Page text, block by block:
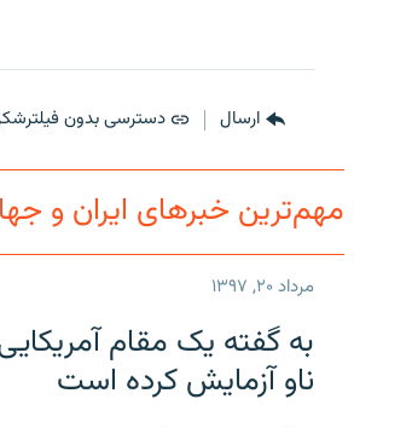
ارسال دسترسی بدون
مهم‌ترین خبرهای ایران و
مرداد ۲۰, ۱۳۹۷
به گفته یک مقام
ناو آزمایش کرده است